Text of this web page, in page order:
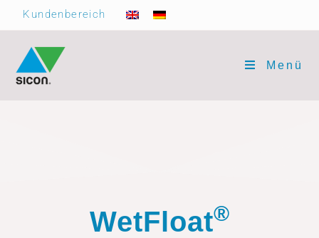
Kundenbereich
Menü
WetFloat®